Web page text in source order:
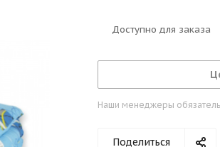
Доступно для заказа
Наши менеджеры
Поделиться